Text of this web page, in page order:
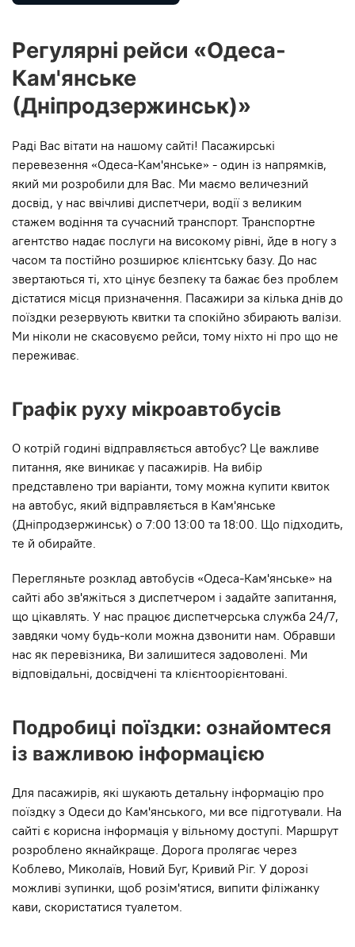
Регулярні рейси «Одеса-
Кам'янське
(Дніпродзержинськ)»
Раді Вас вітати на нашому сайті! Пасажирські
перевезення «Одеса-Кам'янське» - один із напрямків,
який ми розробили для Вас. Ми маємо величезний
досвід, у нас ввічливі диспетчери, водії з великим
стажем водіння та сучасний транспорт. Транспортне
агентство надає послуги на високому рівні, йде в ногу з
часом та постійно розширює клієнтську базу. До нас
звертаються ті, хто цінує безпеку та бажає без проблем
дістатися місця призначення. Пасажири за кілька днів до
поїздки резервують квитки та спокійно збирають валізи.
Ми ніколи не скасовуємо рейси, тому ніхто ні про що не
переживає.
Графік руху мікроавтобусів
О котрій годині відправляється автобус? Це важливе
питання, яке виникає у пасажирів. На вибір
представлено три варіанти, тому можна купити квиток
на автобус, який відправляється в Кам'янське
(Дніпродзержинськ) о 7:00 13:00 та 18:00. Що підходить,
те й обирайте.
Перегляньте розклад автобусів «Одеса-Кам'янське» на
сайті або зв'яжіться з диспетчером і задайте запитання,
що цікавлять. У нас працює диспетчерська служба 24/7,
завдяки чому будь-коли можна дзвонити нам. Обравши
нас як перевізника, Ви залишитеся задоволені. Ми
відповідальні, досвідчені та клієнтоорієнтовані.
Подробиці поїздки: ознайомтеся
із важливою інформацією
Для пасажирів, які шукають детальну інформацію про
поїздку з Одеси до Кам'янського, ми все підготували. На
сайті є корисна інформація у вільному доступі. Маршрут
розроблено якнайкраще. Дорога пролягає через
Коблево, Миколаїв, Новий Буг, Кривий Ріг. У дорозі
можливі зупинки, щоб розім'ятися, випити філіжанку
кави, скористатися туалетом.